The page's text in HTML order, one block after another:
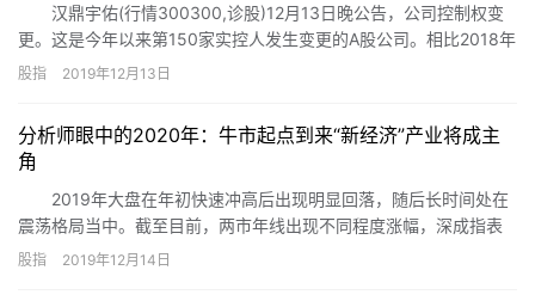
汉鼎宇佑(行情300300,诊股)12月13日晚公告，公司控制权变
更。这是今年以来第150家实控人发生变更的A股公司。相比2018年
同期的99家，今年以来控制权发生变更的公司数量增长幅度超过
股指 2019年12月13日
分析师眼中的2020年：牛市起点到来“新经济”产业将成主
角
2019年大盘在年初快速冲高后出现明显回落，随后长时间处在
震荡格局当中。截至目前，两市年线出现不同程度涨幅，深成指表
现明显强于沪指。
股指 2019年12月14日